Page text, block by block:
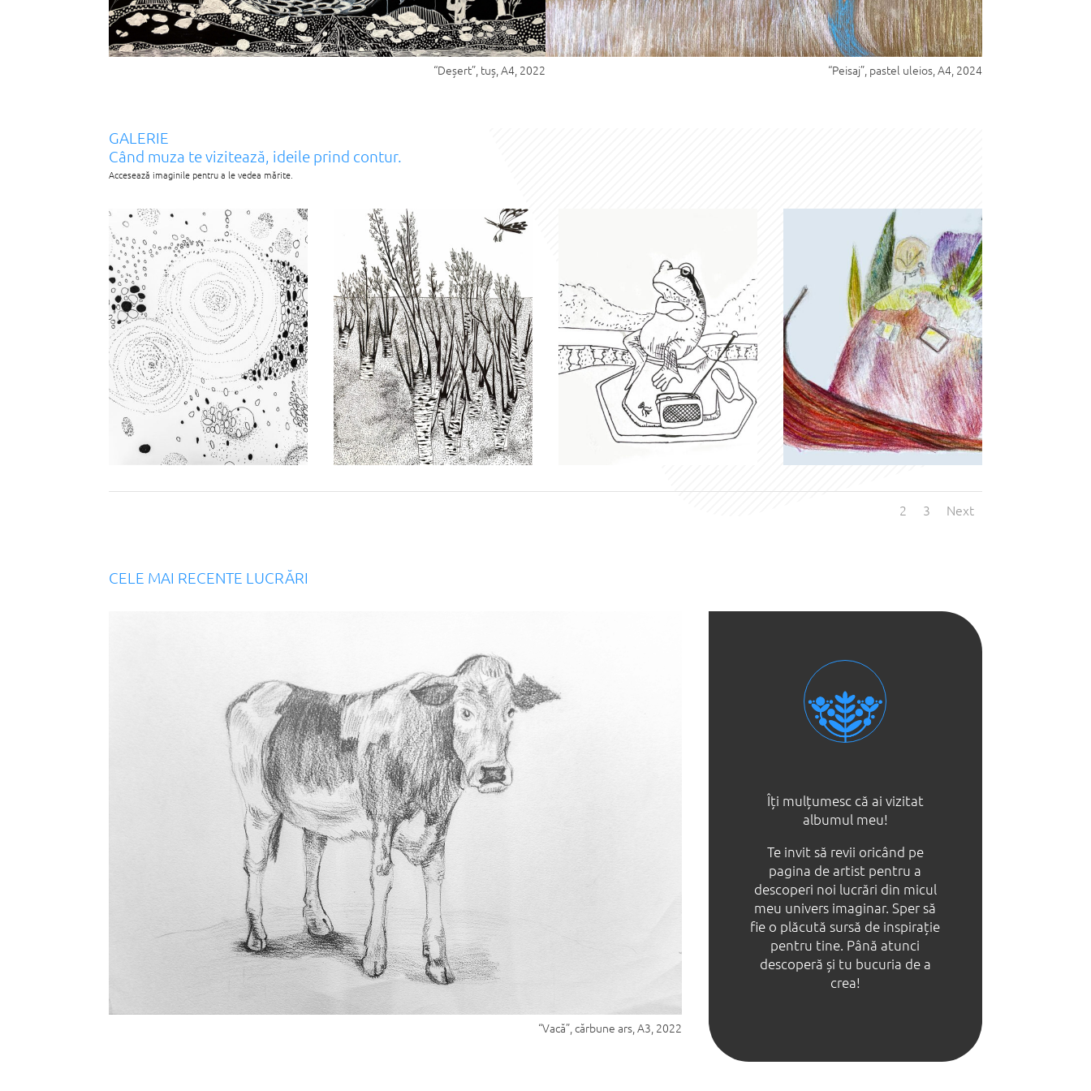
“Deșert”, tuș, A4, 2022 “Peisaj”, pastel uleios, A4, 2024
GALERIE
Când muza te vizitează, ideile prind contur.
Accesează imaginile pentru a le vedea mărite.
2 3 Next
CELE MAI RECENTE LUCRĂRI
“Vacă”, cărbune ars, A3, 2022
Îți mulțumesc că ai vizitat
albumul meu!
Te invit să revii oricând pe
pagina de artist pentru a
descoperi noi lucrări din micul
meu univers imaginar. Sper să
fie o plăcută sursă de inspirație
pentru tine. Până atunci
descoperă și tu bucuria de a
crea!